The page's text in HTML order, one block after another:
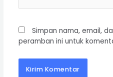
Simpan nama, email,
peramban ini untuk